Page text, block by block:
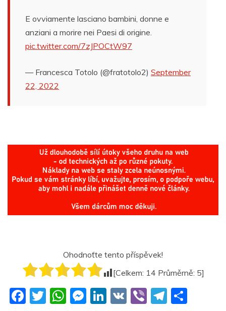
E ovviamente lasciano bambini, donne e
anziani a morire nei Paesi di origine.
pic.twitter.com/7zJPOCtW97
— Francesca Totolo (@fratotolo2) September
22, 2022
Ohodnoťte tento příspěvek!
[Celkem: 14 Průměrně: 5]
F
T
W M Li V
Vi T